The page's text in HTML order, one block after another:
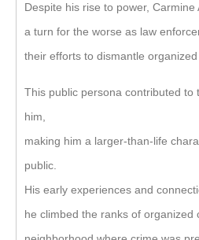
Despite his rise to power, Carmine
a turn for the worse as law
their efforts to dismantle organized
This public persona contributed to
him,
making him a larger-than-life
public.
His early experiences and
he climbed the ranks of organized